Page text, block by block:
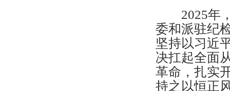
2025年，
委和派驻纪
坚持以习近
决扛起全面
革命，扎实
持之以恒正